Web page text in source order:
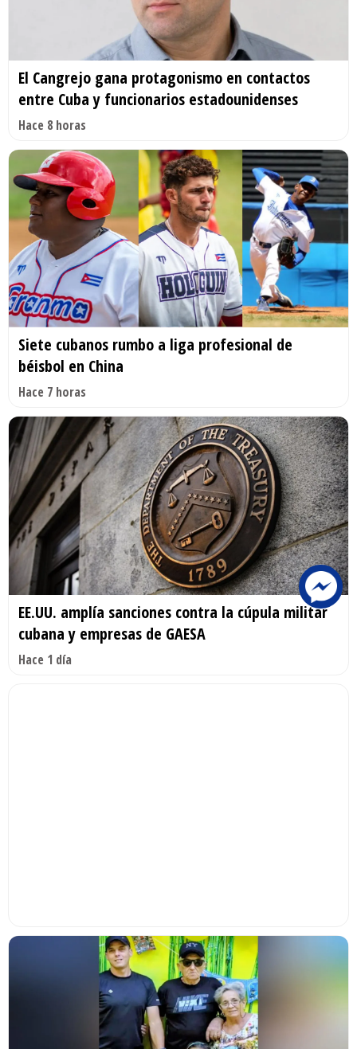
El Cangrejo gana protagonismo en contactos
entre Cuba y funcionarios estadounidenses
Hace 8 horas
Siete cubanos rumbo a liga profesional de
béisbol en China
Hace 7 horas
EE.UU. amplía sanciones contra la cúpula militar
cubana y empresas de GAESA
Hace 1 día